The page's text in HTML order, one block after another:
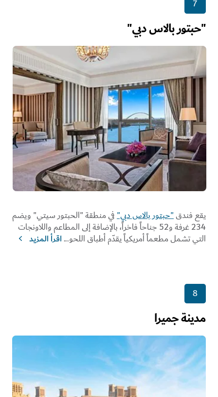
7
"حبتور بالاس دبي"
يقع فندق"حبتور بالاس دبي"في منطقة "الحبتور سيتي" ويضم
234 غرفة و52 جناحاً فاخراً، بالإضافة إلى المطاعم واللاونجات
التي تشمل مطعماً أمريكياً يقدّم أطباق اللحو...اقرأ المزيد
8
مدينة جميرا